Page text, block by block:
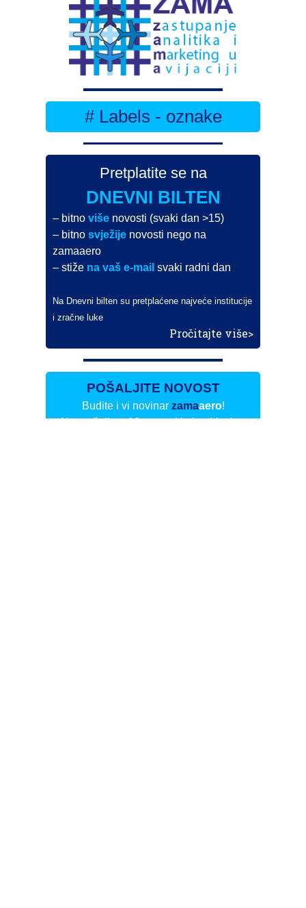
# Labels - oznake
Pretplatite se na
DNEVNI BILTEN
– bitnoviše novosti (svaki dan >15)
– bitnosvježije novosti nego na
zamaaero
– stiže na vaš e-mail svaki radni dan
Na Dnevni bilten su pretplaćene najveće institucije
i zračne luke
Pročitajte više>
POŠALJITE NOVOST
Budite i vi novinar zamaaero!
Ako pošaljete 10 novosti koje objavimo